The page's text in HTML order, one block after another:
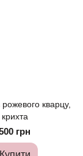
кварцу,
крихта
грн